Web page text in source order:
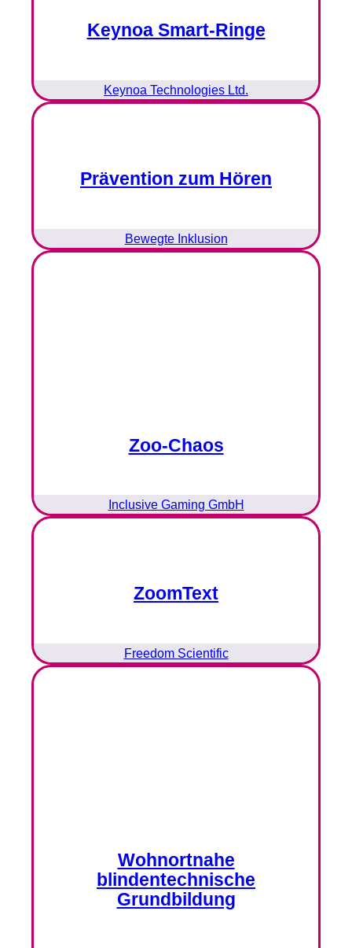
Keynoa Smart-Ringe
Keynoa Technologies Ltd.
Prävention zum Hören
Bewegte Inklusion
Zoo-Chaos
Inclusive Gaming GmbH
ZoomText
Freedom Scientific
Wohnortnahe
blindentechnische
Grundbildung